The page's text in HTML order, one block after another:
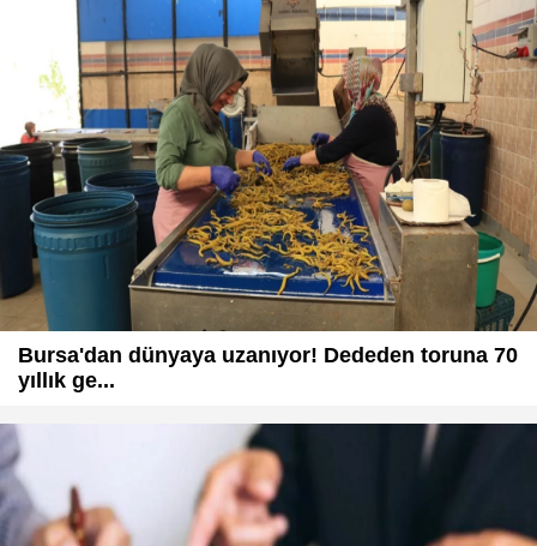
Bursa'dan dünyaya uzanıyor! Dededen toruna 70
yıllık ge...